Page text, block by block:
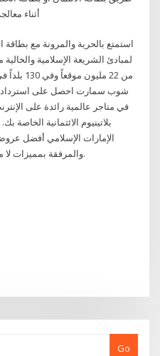
أثناء
استمتع بالحرية والمرونة مع
لمبادئ الشريعة الإسلامية
من 22
في متاجر عالمية رائدة على
بلاتينيوم الائتمانية الخاصة
الإمارات الإسلامي أفضل
والمرفقة بمميزات لا مثيل لها كالاسترداد النقدي والمكافآت.
Go